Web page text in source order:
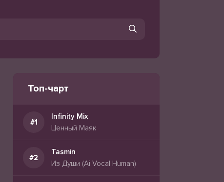
Топ-чарт
Infinity Mix
Ценный Маяк
Tasmin
Из Души (Ai Vocal Human)